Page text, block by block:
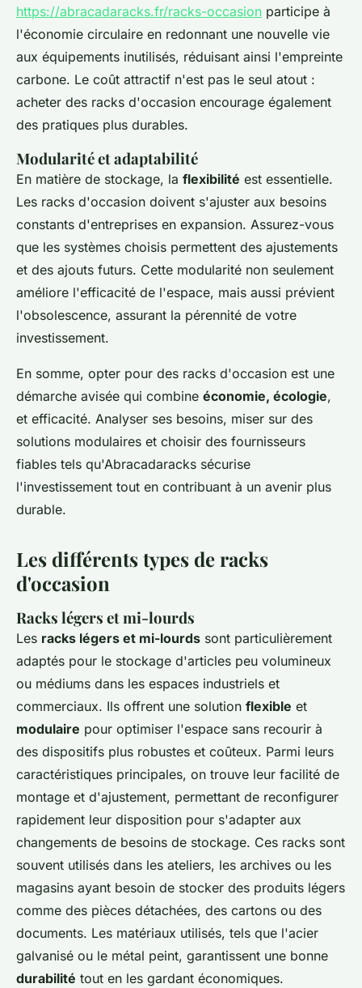
https://abracadaracks.fr/racks-occasion participe à
l'économie circulaire en redonnant une nouvelle vie
aux équipements inutilisés, réduisant ainsi l'empreinte
carbone. Le coût attractif n'est pas le seul atout :
acheter des racks d'occasion encourage également
des pratiques plus durables.
Modularité et adaptabilité
En matière de stockage, la flexibilité est essentielle.
Les racks d'occasion doivent s'ajuster aux besoins
constants d'entreprises en expansion. Assurez-vous
que les systèmes choisis permettent des ajustements
et des ajouts futurs. Cette modularité non seulement
améliore l'efficacité de l'espace, mais aussi prévient
l'obsolescence, assurant la pérennité de votre
investissement.
En somme, opter pour des racks d'occasion est une
démarche avisée qui combine économie, écologie,
et efficacité. Analyser ses besoins, miser sur des
solutions modulaires et choisir des fournisseurs
fiables tels qu'Abracadaracks sécurise
l'investissement tout en contribuant à un avenir plus
durable.
Les différents types de racks
d'occasion
Racks légers et mi-lourds
Les racks légers et mi-lourds sont particulièrement
adaptés pour le stockage d'articles peu volumineux
ou médiums dans les espaces industriels et
commerciaux. Ils offrent une solution flexible et
modulaire pour optimiser l'espace sans recourir à
des dispositifs plus robustes et coûteux. Parmi leurs
caractéristiques principales, on trouve leur facilité de
montage et d'ajustement, permettant de reconfigurer
rapidement leur disposition pour s'adapter aux
changements de besoins de stockage. Ces racks sont
souvent utilisés dans les ateliers, les archives ou les
magasins ayant besoin de stocker des produits légers
comme des pièces détachées, des cartons ou des
documents. Les matériaux utilisés, tels que l'acier
galvanisé ou le métal peint, garantissent une bonne
durabilité tout en les gardant économiques.